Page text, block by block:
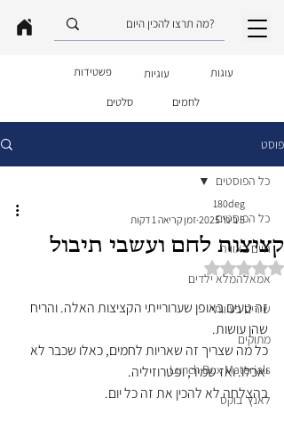
סלטים לחמים
פשטידות עוגיות עוגות
פוסט
כל הפוסטים
חיים באוויר
אמאלהמלא ילדים
שירים בעיוותי
מתוקים
Lunch Box Materials
לאנץ' בוקס
כל הפוסטים
קציצות לחם ועשבי תיבול
180deg
5 בינו׳ 2025
זמן קריאה 1 דקות
דירוג של NaN מתוך 5 כוכבים
זה טעים באופן שערורייתי הקציצות האלה. והריח
שהן עושות.
כל מה שצריך זה שאריות לחמים, כאלו שכבר לא
יאכלו. ואז שמיר, ופטרוזיליה.
בהצלחה לא להכין את זה כל יום.